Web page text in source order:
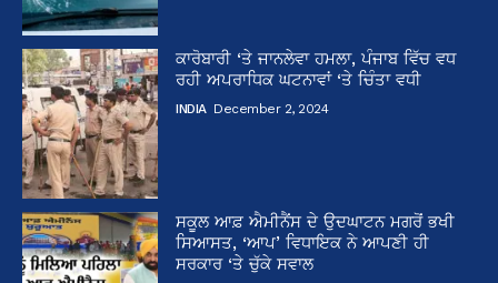
ਕਾਰੋਬਾਰੀ ‘ਤੇ ਜਾਨਲੇਵਾ ਹਮਲਾ, ਪੰਜਾਬ ਵਿੱਚ ਵਧ
ਰਹੀ ਅਪਰਾਧਿਕ ਘਟਨਾਵਾਂ ‘ਤੇ ਚਿੰਤਾ ਵਧੀ
INDIA December 2, 2024
ਸਕੂਲ ਆਫ਼ ਐਮੀਨੈਂਸ ਦੇ ਉਦਘਾਟਨ ਮਗਰੋਂ ਭਖੀ
ਸਿਆਸਤ, ‘ਆਪ’ ਵਿਧਾਇਕ ਨੇ ਆਪਣੀ ਹੀ
ਸਰਕਾਰ ‘ਤੇ ਚੁੱਕੇ ਸਵਾਲ